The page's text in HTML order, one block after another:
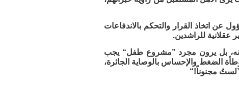
عن اتخاذ القرار والتحكم بالاندفاعات
عقلانية للراشدين.
يرونه، بل يرون مجرد ”مشروع طفل“ يجب
الضغط والإحساس بالوصاية الجائرة،
مجنوناً!“